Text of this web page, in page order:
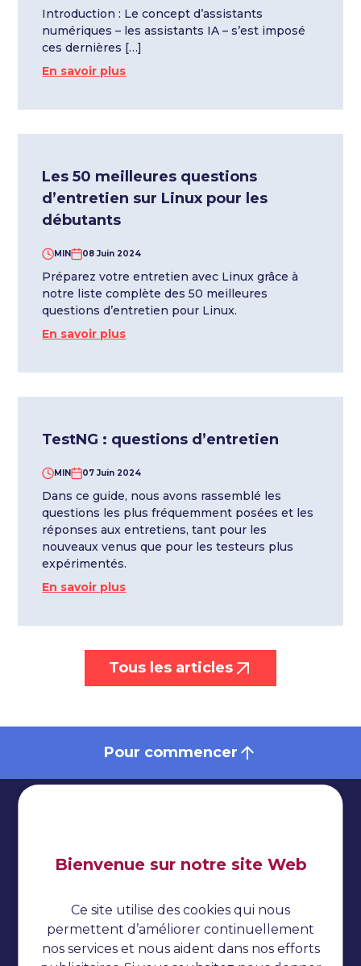
Introduction : Le concept d’assistants
numériques – les assistants IA – s’est imposé
ces dernières […]
En savoir plus
Les 50 meilleures questions
d’entretien sur Linux pour les
débutants
MIN 08 Juin 2024
Préparez votre entretien avec Linux grâce à
notre liste complète des 50 meilleures
questions d’entretien pour Linux.
En savoir plus
TestNG : questions d’entretien
MIN 07 Juin 2024
Dans ce guide, nous avons rassemblé les
questions les plus fréquemment posées et les
réponses aux entretiens, tant pour les
nouveaux venus que pour les testeurs plus
expérimentés.
En savoir plus
Tous les articles
Pour commencer
Impressum
Cookies
Tests automatisés
Bienvenue sur notre site Web
Ce site utilise des cookies qui nous
permettent d’améliorer continuellement
nos services et nous aident dans nos efforts